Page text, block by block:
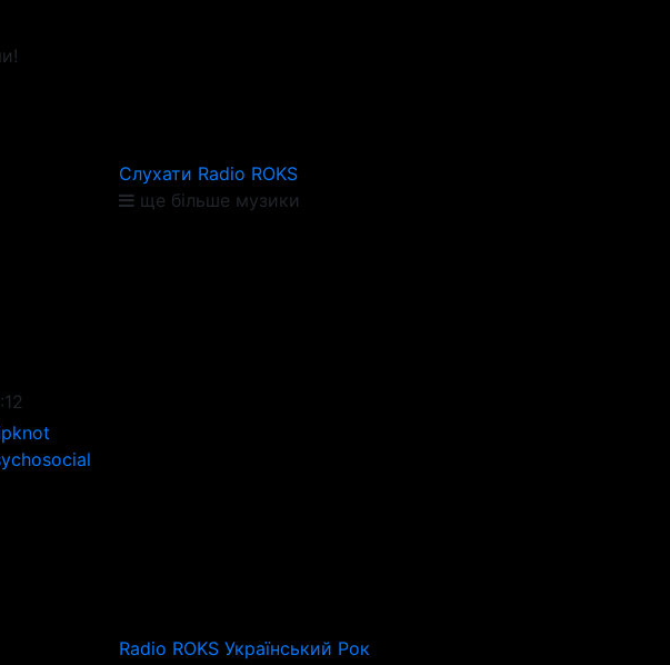
Слухати Radio ROKS
ще більше музики
Radio ROKS Український Рок